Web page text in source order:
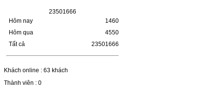
HỘP MỰC HP 110A (W1110A) CHO DÒNG
MÁY LBP 243/MF 461DWMÃ HỘP MỰC:-
Hộp mực HP 110A (W1110A)- Loại mực:
Mực in laser trắng đenSỬ DỤNG CHO MÁY
IN:- HP…
Giá : 249.000VND
HỘP MỰC CANON CRG-070
23501 666
Hôm nay
Hôm qua
Tất cả
1460
4550
23501666
Khách online : 63 khách
Thành viên : 0